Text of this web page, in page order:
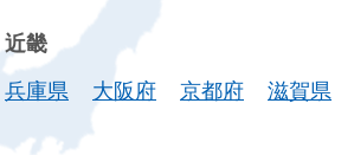
近畿
兵庫県
大阪府 京都府 滋賀県